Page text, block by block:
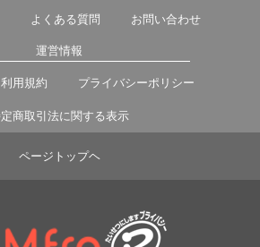
よくある質問 お問い合わせ
運営情報
利用規約 プライバシーポリシー
商取引法に関する表示
ページトップヘ